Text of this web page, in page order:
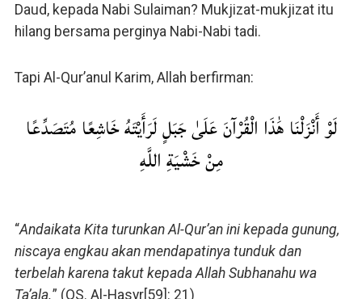
Daud, kepada Nabi Sulaiman? Mukjizat-mukjizat itu
hilang bersama perginya Nabi-Nabi tadi.
Tapi Al-Qur’anul Karim, Allah berfirman:
لَوْ أَنْزَلْنَا هَٰذَا الْقُرْآنَ عَلَىٰ جَبَلٍ لَرَأَيْتَهُ خَاشِعًا مُتَصَدِّعًا
مِنْ خَشْيَةِ اللَّهِ
“Andaikata Kita turunkan Al-Qur’an ini kepada gunung,
niscaya engkau akan mendapatinya tunduk dan
terbelah karena takut kepada Allah Subhanahu wa
Ta’ala.” (QS. Al-Hasyr[59]: 21)